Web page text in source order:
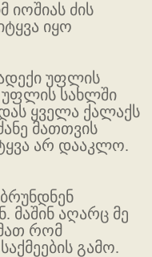
იოშიას ძის
იყო
უფლის
უფლის სახლში
ყველა ქალაქს
მათთვის
არ დააკლო.
მაშინ აღარც მე
რომ
გამო.